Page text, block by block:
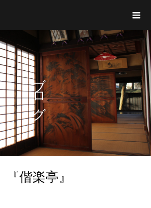
ブログ
『偕楽亭』